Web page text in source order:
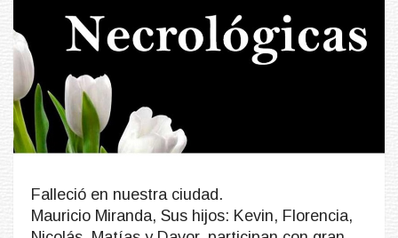
Falleció en nuestra ciudad.
Mauricio Miranda, Sus hijos: Kevin, Florencia,